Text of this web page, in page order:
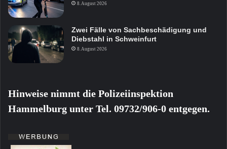
8. August 2026
Zwei Fälle von Sachbeschädigung und
Diebstahl in Schweinfurt
8. August 2026
Hinweise nimmt die Polizeiinspektion
Hammelburg unter Tel. 09732/906-0 entgegen.